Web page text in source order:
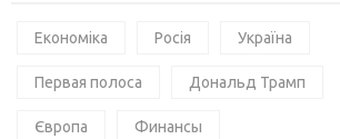
Економіка Росія Україна
Первая полоса Дональд Трамп
Європа Финансы